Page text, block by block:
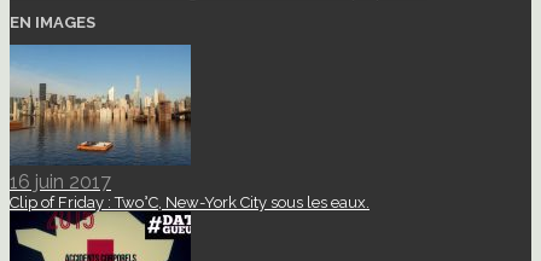
EN IMAGES
16 juin 2017
Clip of Friday : Two°C, New-York City sous les eaux.